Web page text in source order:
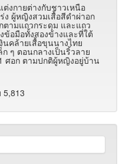
งกายต่างกับชาวเหนือ
ง ผู้หญิงสวมเสื้อสีดำผ่าอก
ามแถวกระดุม และแถว
ข้อมือทั้งสองข้างและที่ใต้
นคล้ายเสื้อขุนนางไทย
ๆ ตอนกลางเป็นริ้วลาย
ศอก ตามปกติผู้หญิงอยู่บ้าน
5,813